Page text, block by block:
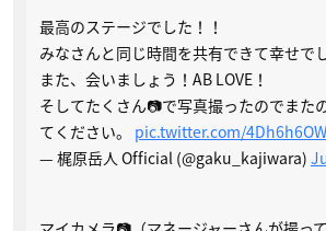
最高のステージでした！！
みなさんと同じ時間を共有できて幸せでし
また、会いましょう！AB LOVE！
そしてたくさん📷で写真撮ったのでまた
てください。 pic.twitter.com/
— 梶原岳人 Official (@gaku_kajiwara)